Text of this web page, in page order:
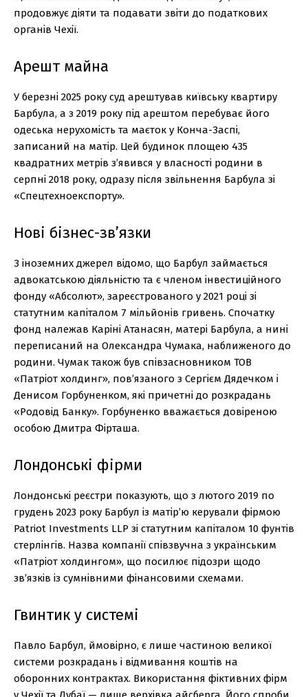
продовжує діяти та подавати звіти до податкових
органів Чехії.
Арешт майна
У березні 2025 року суд арештував київську квартиру
Барбула, а з 2019 року під арештом перебуває його
одеська нерухомість та маєток у Конча-Заспі,
записаний на матір. Цей будинок площею 435
квадратних метрів з’явився у власності родини в
серпні 2018 року, одразу після звільнення Барбула зі
«Спецтехноекспорту».
Нові бізнес-зв’язки
З іноземних джерел відомо, що Барбул займається
адвокатською діяльністю та є членом інвестиційного
фонду «Абсолют», зареєстрованого у 2021 році зі
статутним капіталом 7 мільйонів гривень. Спочатку
фонд належав Каріні Атанасян, матері Барбула, а нині
переписаний на Олександра Чумака, наближеного до
родини. Чумак також був співзасновником ТОВ
«Патріот холдинг», пов’язаного з Сергієм Дядечком і
Денисом Горбуненком, які причетні до розкрадань
«Родовід Банку». Горбуненко вважається довіреною
особою Дмитра Фірташа.
Лондонські фірми
Лондонські реєстри показують, що з лютого 2019 по
грудень 2023 року Барбул із матір’ю керували фірмою
Patriot Investments LLP зі статутним капіталом 10 фунтів
стерлінгів. Назва компанії співзвучна з українським
«Патріот холдингом», що посилює підозри щодо
зв’язків із сумнівними фінансовими схемами.
Гвинтик у системі
Павло Барбул, ймовірно, є лише частиною великої
системи розкрадань і відмивання коштів на
оборонних контрактах. Використання фіктивних фірм